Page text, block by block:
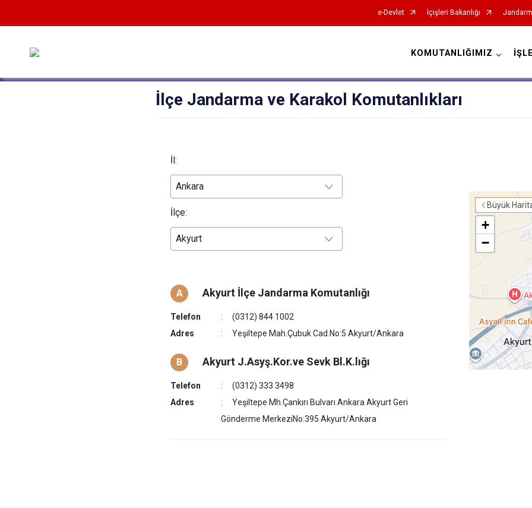
e-Devlet İçişleri Bakanlığı
KOMUTANLIĞIMIZ
İlçe Jandarma ve Karakol Komutanlıkları
İl:
Ankara
İlçe:
Akyurt
Büyük
+
−
A Akyurt İlçe Jandarma Komutanlığı
Telefon
(0312) 844 1002
Adres
Yeşiltepe Mah.Çubuk Cad.No:5 Akyurt/Ankara
B Akyurt J.Asyş.Kor.ve Sevk Bl.K.lığı
Telefon
(0312) 333 3498
Adres
Yeşiltepe Mh.Çankırı Bulvarı Ankara Akyurt Geri
Gönderme MerkeziNo:395 Akyurt/Ankara